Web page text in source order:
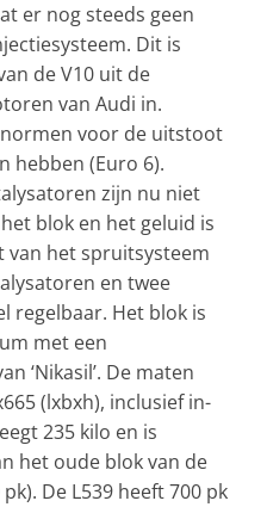
er nog steeds geen
Dit is
de V10 uit de
van Audi in.
voor de uitstoot
hebben (Euro 6).
zijn nu niet
blok en het geluid is
van het spruitsysteem
en twee
regelbaar. Het blok is
met een
‘Nikasil’. De maten
(lxbxh), inclusief in-
235 kilo en is
het oude blok van de
De L539 heeft 700 pk